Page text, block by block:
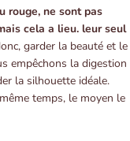
rouge, ne sont pas
cela a lieu. leur seul
garder la beauté et le
empêchons la digestion
la silhouette idéale.
temps, le moyen le